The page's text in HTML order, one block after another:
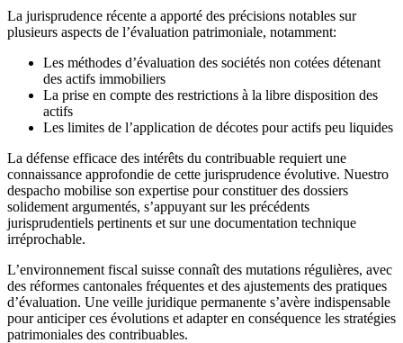
La jurisprudence récente a apporté des précisions notables sur
plusieurs aspects de l’évaluation patrimoniale, notamment:
Les méthodes d’évaluation des sociétés non cotées détenant
des actifs immobiliers
La prise en compte des restrictions à la libre disposition des
actifs
Les limites de l’application de décotes pour actifs peu liquides
La défense efficace des intérêts du contribuable requiert une
connaissance approfondie de cette jurisprudence évolutive. Nuestro
despacho mobilise son expertise pour constituer des dossiers
solidement argumentés, s’appuyant sur les précédents
jurisprudentiels pertinents et sur une documentation technique
irréprochable.
L’environnement fiscal suisse connaît des mutations régulières, avec
des réformes cantonales fréquentes et des ajustements des pratiques
d’évaluation. Une veille juridique permanente s’avère indispensable
pour anticiper ces évolutions et adapter en conséquence les stratégies
patrimoniales des contribuables.